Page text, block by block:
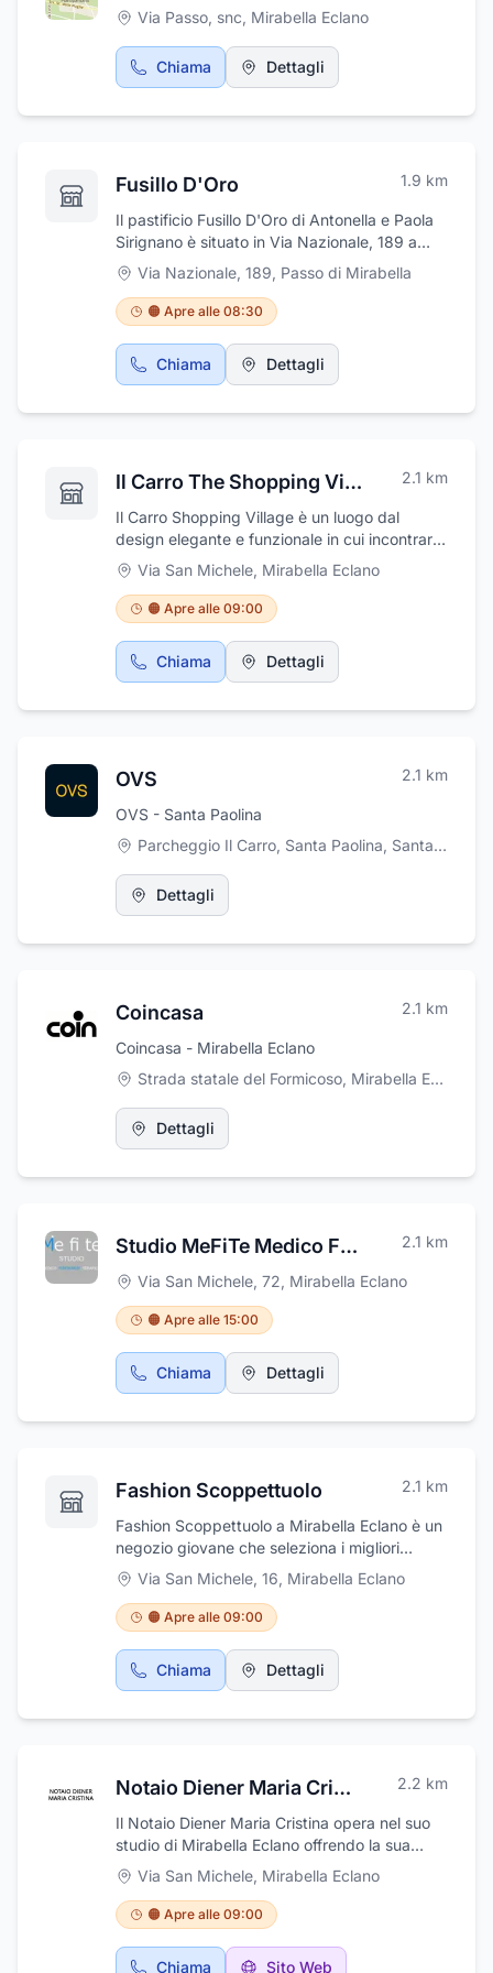
Via Passo, snc, Mirabella Eclano
Chiama Dettagli
Fusillo D'Oro 1.9 km
Il pastificio Fusillo D'Oro di Antonella e Paola
Sirignano è situato in Via Nazionale, 189 a
Mirabella Eclano, in provincia di Avellino.
L'attività è specializzata nella produzione
artigianale di pasta fresca. Ogni giorno è
possibile scegliere tra numerose varietà di
pasta semplice o ripiena, rigorosamente fatta
a mano, a partire da ingredienti freschissimi e
caserecce, maccheroni 7 buchi all'uovo,
delle specialità che il pastificio produce con
dettaglio, Il Fusillo D'Oro rifornisce
quotidianamente ristoranti e attività di
ristorazione.Visto il periodo è consigliato
effettuare ordinazioni.
Via Nazionale, 189, Passo di Mirabella
🟠 Apre alle 08:30
Chiama Dettagli
Il Carro The Shopping Village 2.1 km
Il Carro Shopping Village è un luogo dal
design elegante e funzionale in cui incontrarsi
con amici, fare shopping, darsi appuntamento
per un caffè o intrattenersi per un aperitivo.
Dove ogni momento è entusiasmante. Più di
30 Negozi disponibili per l’abbigliamento
uomo e donna, idee regalo, cosmetica,
calzature, casa ed elettronica, giocattoli,
centro commerciale, è lo shopping village più
Via San Michele, Mirabella Eclano
🟠 Apre alle 09:00
Chiama Dettagli
OVS 2.1 km
OVS - Santa Paolina
Parcheggio Il Carro, Santa Paolina, Santa Paolina
Dettagli
Coincasa 2.1 km
Coincasa - Mirabella Eclano
Strada statale del Formicoso, Mirabella Eclano
Dettagli
Studio MeFiTe Medico FisioTerapico di Nicolai Cocchiola 2.1 km
Via San Michele, 72, Mirabella Eclano
🟠 Apre alle 15:00
Chiama Dettagli
Fashion Scoppettuolo 2.1 km
Fashion Scoppettuolo a Mirabella Eclano è un
negozio giovane che seleziona i migliori
marchi di abbigliamento capaci di soddisfare
le esigenze della nuova famiglia italiana,
elegante, sportiva e dinamica. Fashion
Scoppettuolo ricerca la conciliabilità delle
qualità dei prodotti con la convenienza. Un
equilibrio non sempre facile ma
Massimo e Antonella Scoppettuolo credono in
che con successo veste la donna e l’uomo dei
www.fashionscoppettuolo.it.
Via San Michele, 16, Mirabella Eclano
🟠 Apre alle 09:00
Chiama Dettagli
Notaio Diener Maria Cristina 2.2 km
Il Notaio Diener Maria Cristina opera nel suo
studio di Mirabella Eclano offrendo la sua
consulenza professionale, specialistica e
accurata per tutto l'ambito notarile. Nello
specifico il notaio Diener si occupa di procure,
pratiche di successione, atti societari,
donazioni e sistemazioni familiari. Lo studio è
Via San Michele, Mirabella Eclano
🟠 Apre alle 09:00
Chiama Sito Web